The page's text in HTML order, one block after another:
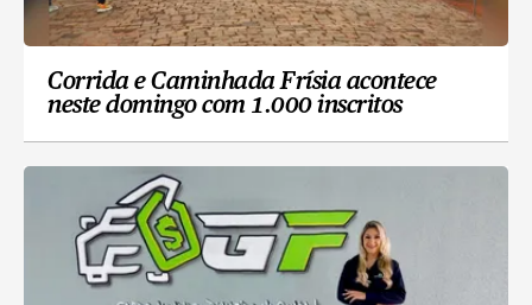
Corrida e Caminhada Frísia acontece
neste domingo com 1.000 inscritos